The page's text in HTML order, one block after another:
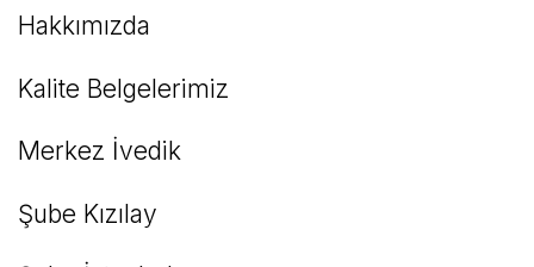
Hakkımızda
Kalite Belgelerimiz
Merkez İvedik
Şube Kızılay